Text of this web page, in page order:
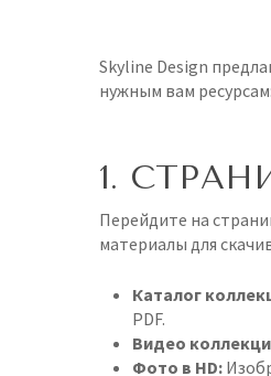
Skyline Design
нужным вам ресурсам:
1.
Перейдите на
материалы для
Каталог
PDF.
Видео
Фото в HD: